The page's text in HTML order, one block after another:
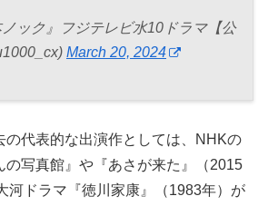
ック』フジテレビ水10ドラマ【公
March 20, 2024
の代表的な出演作としては、NHKの
の写真館』や『あさが来た』（2015
河ドラマ『徳川家康』（1983年）が